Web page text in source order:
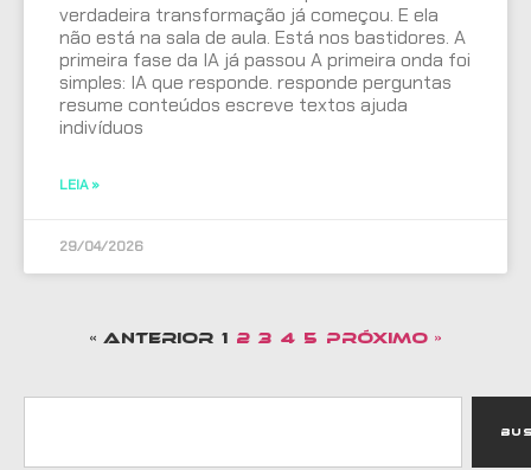
verdadeira transformação já começou. E ela
não está na sala de aula. Está nos bastidores. A
primeira fase da IA já passou A primeira onda foi
simples: IA que responde. responde perguntas
resume conteúdos escreve textos ajuda
indivíduos
LEIA »
29/04/2026
« Anterior 1 2 3 4 5 Próximo »